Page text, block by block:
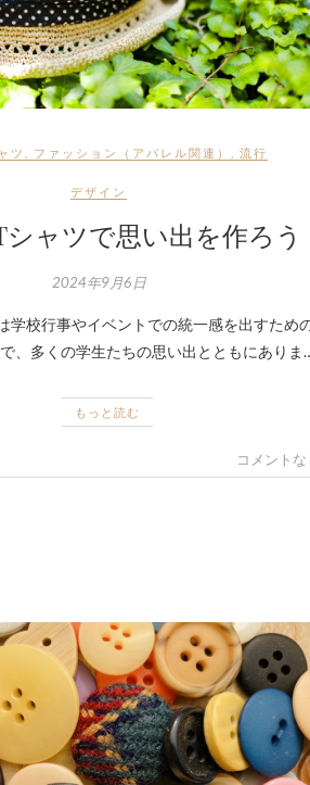
ツ ファッション（アパレル関連） 流行
デザイン
ャツで思い出を作ろう
2024年9月6日
学校行事やイベントでの統一感を出すため
、多くの学生たちの思い出とともにありま
もっと読む
コメントな